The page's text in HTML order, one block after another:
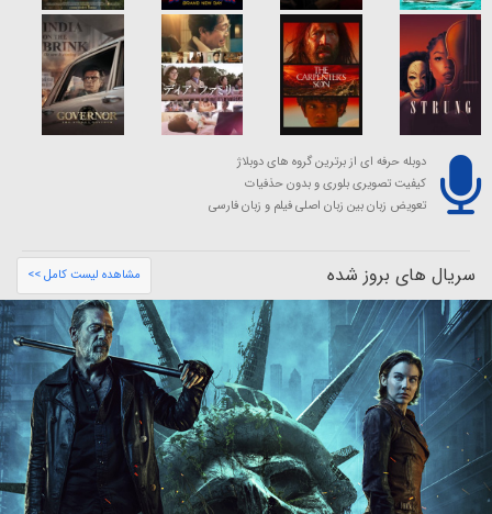
دوبله حرفه ای از برترین گروه های دوبلاژ
کیفیت تصویری بلوری و بدون حذفیات
تعویض زبان بین زبان اصلی فیلم و زبان فارسی
سریال های بروز شده مشاهده لیست کامل >>